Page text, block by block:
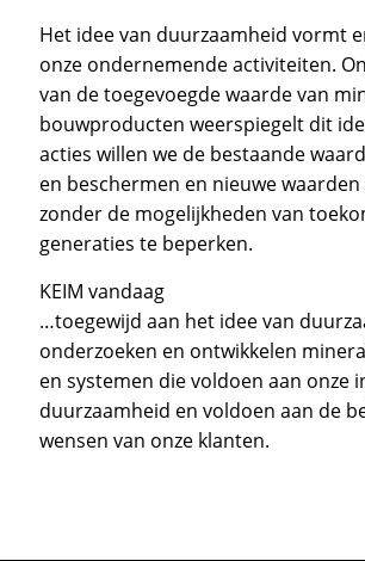
Het idee van duurzaamheid vormt
onze ondernemende activiteiten.
van de toegevoegde waarde van
bouwproducten weerspiegelt dit
acties willen we de bestaande
en beschermen en nieuwe
zonder de mogelijkheden van
generaties te beperken.
KEIM vandaag
…toegewijd aan het idee van
onderzoeken en ontwikkelen
en systemen die voldoen aan onze
duurzaamheid en voldoen aan de
wensen van onze klanten.